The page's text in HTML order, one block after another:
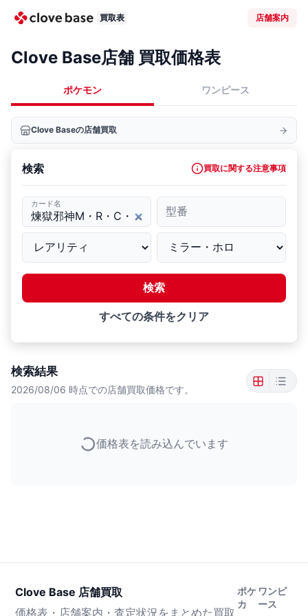
買取表 店舗案内
Clove Base店舗 買取価格表
ポケモン ワンピース
Clove Baseの店舗買取
検索 買取に関する注意事項
カード名
型番
検索
すべての条件をクリア
検索結果
2026/08/06 時点での店舗買取価格です。
価格表を読み込んでいます
Clove Base 店舗買取
価格表・店舗案内・査定状況をまとめた買取
ポケ
カ
ワンピ
ース